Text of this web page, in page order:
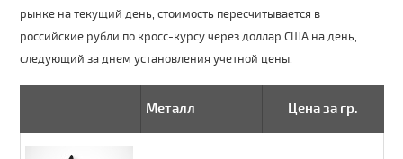
рынке на текущий день, стоимость пересчитывается в
российские рубли по кросс-курсу через доллар США на день,
следующий за днем установления учетной цены.
Металл Цена за гр.